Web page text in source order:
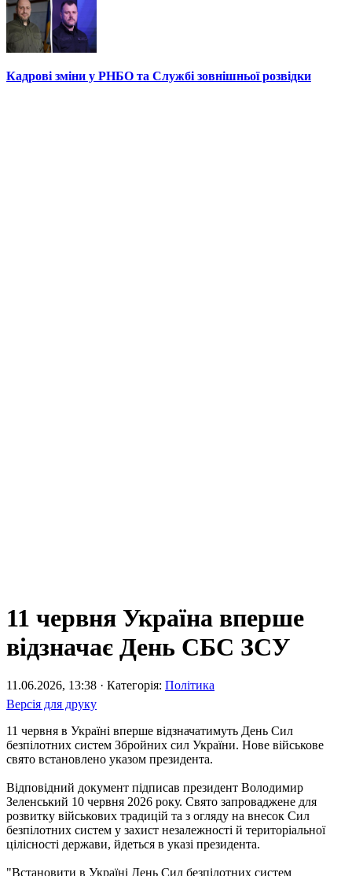
Кадрові зміни у РНБО та Службі зовнішньої розвідки
11 червня Україна вперше
відзначає День СБС ЗСУ
11.06.2026, 13:38 · Категорія: Політика
Версія для друку
11 червня в Україні вперше відзначатимуть День Сил
безпілотних систем Збройних сил України. Нове військове
свято встановлено указом президента.
Відповідний документ підписав президент Володимир
Зеленський 10 червня 2026 року. Свято запроваджене для
розвитку військових традицій та з огляду на внесок Сил
безпілотних систем у захист незалежності й територіальної
цілісності держави, йдеться в указі президента.
"Встановити в Україні День Сил безпілотних систем